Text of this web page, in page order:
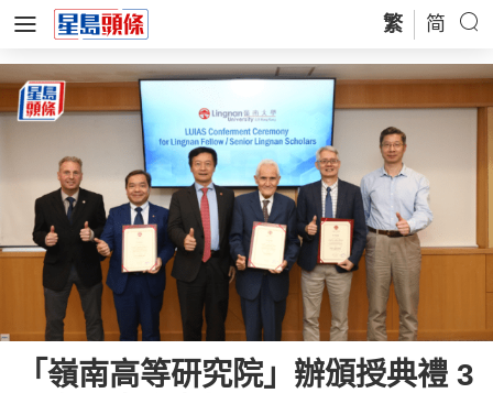
繁 简
「嶺南高等研究院」辦頒授典禮 3